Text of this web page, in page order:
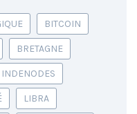
BITCOIN
BRETAGNE
INDENODES
LIBRA